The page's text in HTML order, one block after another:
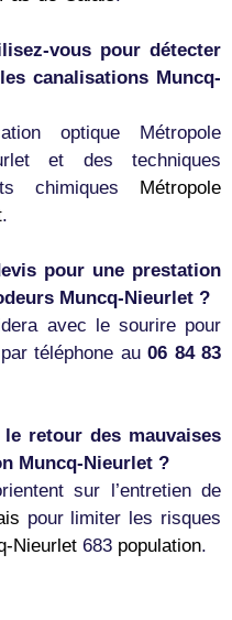
vous pour détecter
canalisations Muncq-
optique Métropole
et des techniques
chimiques
Métropole
.
pour une prestation
Muncq-Nieurlet ?
avec le sourire pour
téléphone au06 84 83
retour des mauvaises
Muncq-Nieurlet ?
sur l’entretien de
pour limiter les risques
Nieurlet 683 population.